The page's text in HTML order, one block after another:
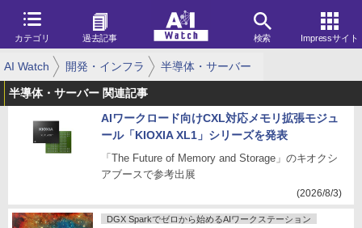
カテゴリ 過去記事 検索 Impressサイト
AI Watch 開発・インフラ 半導体・サーバー
半導体・サーバー 関連記事
AIワークロード向けCXL対応メモリ拡張モジュ
ール「KIOXIA XL1」シリーズを発表
「The Future of Memory and Storage」のキオクシ
アブースで参考出展
(2026/8/3)
DGX Sparkでゼロから始めるAIワークステーション